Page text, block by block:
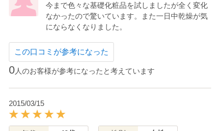
今まで色々な基礎化粧品を試しましたが全く変化
なかったので驚いています。また一日中乾燥が気
にならなくなりました。
この口コミが参考になった
0人のお客様が参考になったと考えています
2015/03/15